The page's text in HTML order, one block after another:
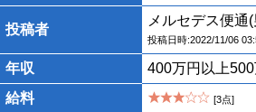
投稿者
メルセデス便通
投稿日時:2022/11/06
年収
400万円以上
給料
[3点]